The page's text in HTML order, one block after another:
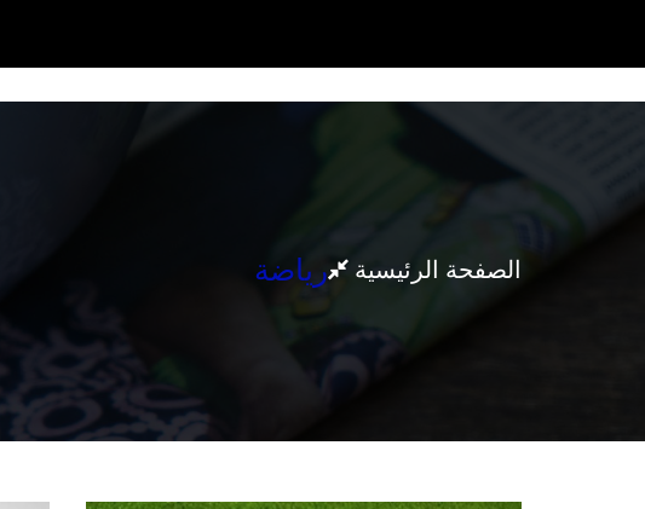
الصفحة الرئيسية رياضة